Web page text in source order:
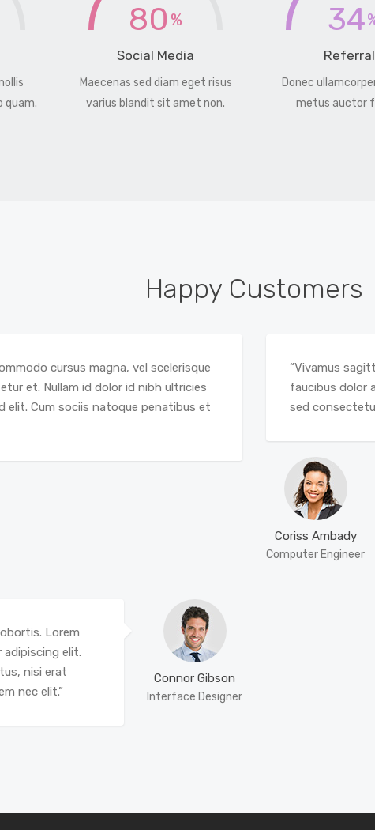
quam.
80
Social Media
Maecenas sed diam eget risus
varius blandit sit amet non.
34
Donec
metus auctor
Happy Customers
cursus magna, vel scelerisque
et. Nullam id dolor id nibh ultricies
elit. Cum sociis natoque penatibus et
“Vivamus
faucibus dolor
sed
Coriss Ambady
Computer Engineer
Connor Gibson
Interface Designer
Lorem
elit.
nisi erat
nec elit.”